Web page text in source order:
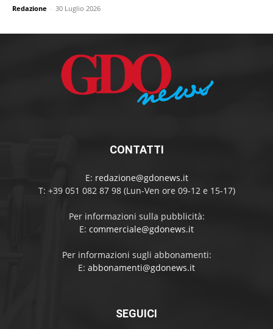
Redazione - 30 Luglio 2026
CONTATTI
E: redazione@gdonews.it
T: +39 051 082 87 98 (Lun-Ven ore 09-12 e 15-17)
Per informazioni sulla pubblicità:
E: commerciale@gdonews.it
Per informazioni sugli abbonamenti:
E: abbonamenti@gdonews.it
SEGUICI